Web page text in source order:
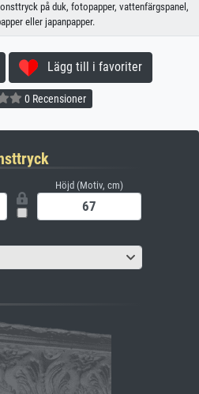
på duk, fotopapper, vattenfärgspanel,
eller japanpapper.
Lägg till i favoriter
0 Recensioner
Höjd (Motiv, cm)